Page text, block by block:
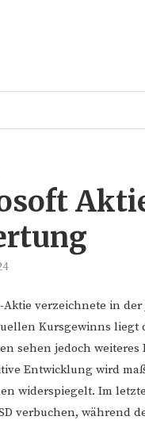
Aktie verzeichnete in der
Kursgewinns liegt
sehen jedoch
Entwicklung wird
widerspiegelt. Im
verbuchen, während